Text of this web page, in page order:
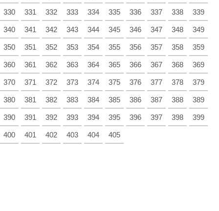
330 331 332 333 334 335 336 337 338 339
340 341 342 343 344 345 346 347 348 349
350 351 352 353 354 355 356 357 358 359
360 361 362 363 364 365 366 367 368 369
370 371 372 373 374 375 376 377 378 379
380 381 382 383 384 385 386 387 388 389
390 391 392 393 394 395 396 397 398 399
400 401 402 403 404 405